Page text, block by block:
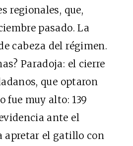
regionales, que,
pasado. La
cabeza del régimen.
Paradoja: el cierre
que optaron
fue muy alto: 139
ante el
apretar el gatillo con